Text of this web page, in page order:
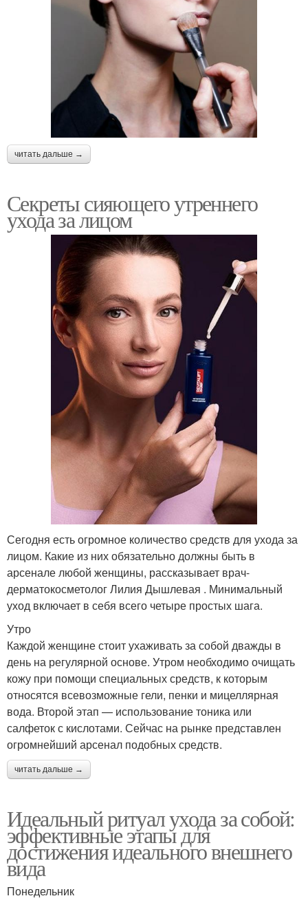
читать дальше →
Секреты сияющего утреннего
ухода за лицом
Сегодня есть огромное количество средств для ухода за
лицом. Какие из них обязательно должны быть в
арсенале любой женщины, рассказывает врач-
дерматокосметолог Лилия Дышлевая . Минимальный
уход включает в себя всего четыре простых шага.
Утро
Каждой женщине стоит ухаживать за собой дважды в
день на регулярной основе. Утром необходимо очищать
кожу при помощи специальных средств, к которым
относятся всевозможные гели, пенки и мицеллярная
вода. Второй этап — использование тоника или
салфеток с кислотами. Сейчас на рынке представлен
огромнейший арсенал подобных средств.
читать дальше →
Идеальный ритуал ухода за собой:
эффективные этапы для
достижения идеального внешнего
вида
Понедельник